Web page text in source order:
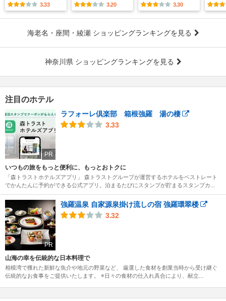
3.33
3.20 3.30
海老名・座間・綾瀬 ショッピングランキングを見る
神奈川県 ショッピングランキングを見る
注目のホテル
PR
ラフォーレ倶楽部 箱根強羅 湯の棲
3.33
いつもの旅をもっと便利に、もっとおトクに
「森トラストホテルズアプリ」 森トラストグループが運営するホテルをベストレート
でかんたんに予約ができる公式アプリ。泊まるたびにスタンプが貯まるスタンプカ...
PR
強羅温泉 自家源泉掛け流しの宿 強羅環翠楼
3.32
山海の幸を伝統的な日本料理で
相模湾で獲れた新鮮な魚介や地元の野菜など、 厳選した食材を創業当時から受け継ぐ
伝統的なお食事をご提供いたします。 ※日々の食材の仕入れ具合により、献立...